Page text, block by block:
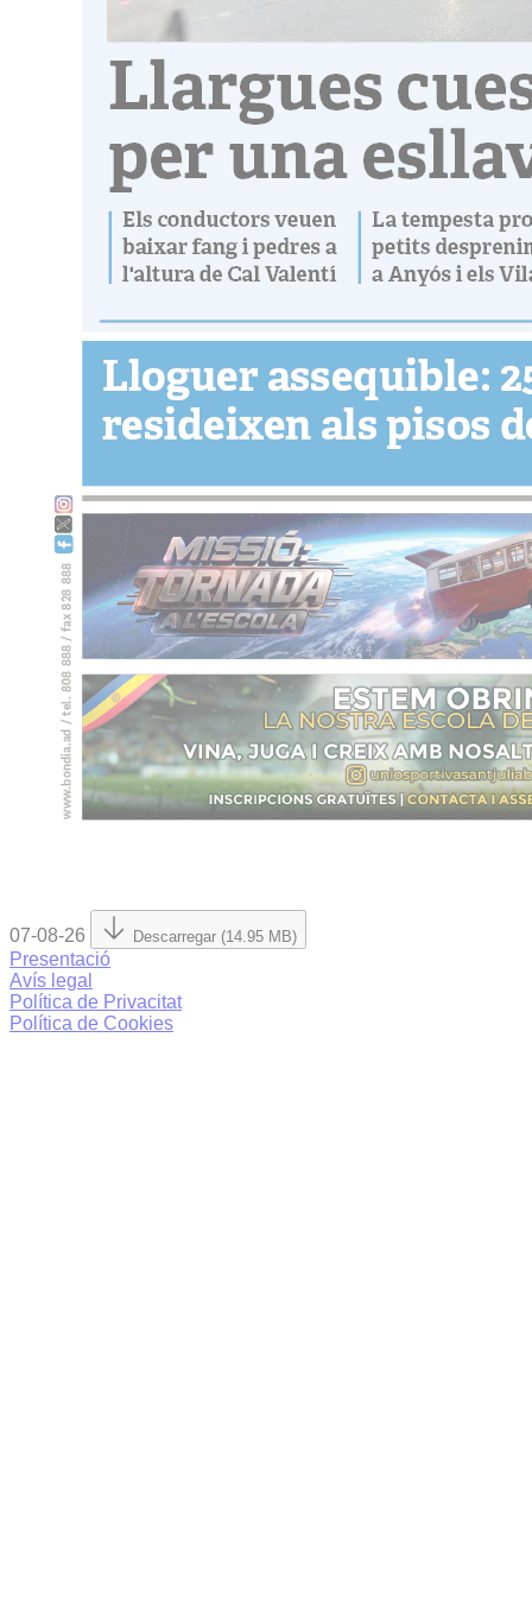
07-08-26 Descarregar (14.95 MB)
Presentació
Avís legal
Política de Privacitat
Política de Cookies